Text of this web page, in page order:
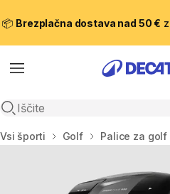
📦 Brezplačna dostava nad 50 €
Meni
Odpri iskanje
Domov
Vsi športi Golf Palice za golf